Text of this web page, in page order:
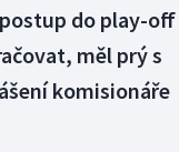
do play-off
měl prý s
komisionáře